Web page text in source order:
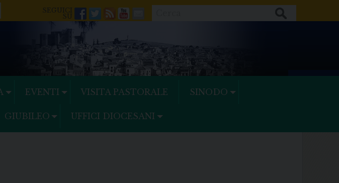
Facebook
Twitter
FeedsYoutube
Mail
EVENTI VISITA PASTORALE SINODO
GIUBILEO UFFICI DIOCESANI